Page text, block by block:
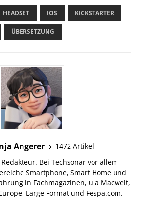
HEADSET IOS KICKSTARTER
ÜBERSETZUNG
Angerer
1472 Artikel
Bei Techsonar vor allem
Smartphone, Smart Home und
in Fachmagazinen, u.a Macwelt,
Large Format und Fespa.com.